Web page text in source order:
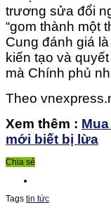
trương sửa đổi
“gom thành một
Cung đánh giá
kiến tạo và
mà Chính phủ
Theo
Xem thêm :
mới biết bị lừa
Chia sẻ
Tags tin tức